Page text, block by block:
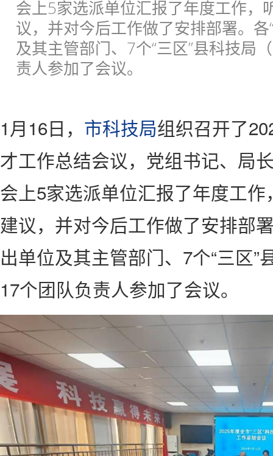
会上5家选派单位汇报了年度工作，
议，并对今后工作做了安排部署。
及其主管部门、7个“三区”县科技局
责人参加了会议。
1月16日， 市科技局组织召开了
才工作总结会议，党组书记、局
会上5家选派单位汇报了年度工
建议，并对今后工作做了安排部
出单位及其主管部门、7个“三区”
17个团队负责人参加了会议。